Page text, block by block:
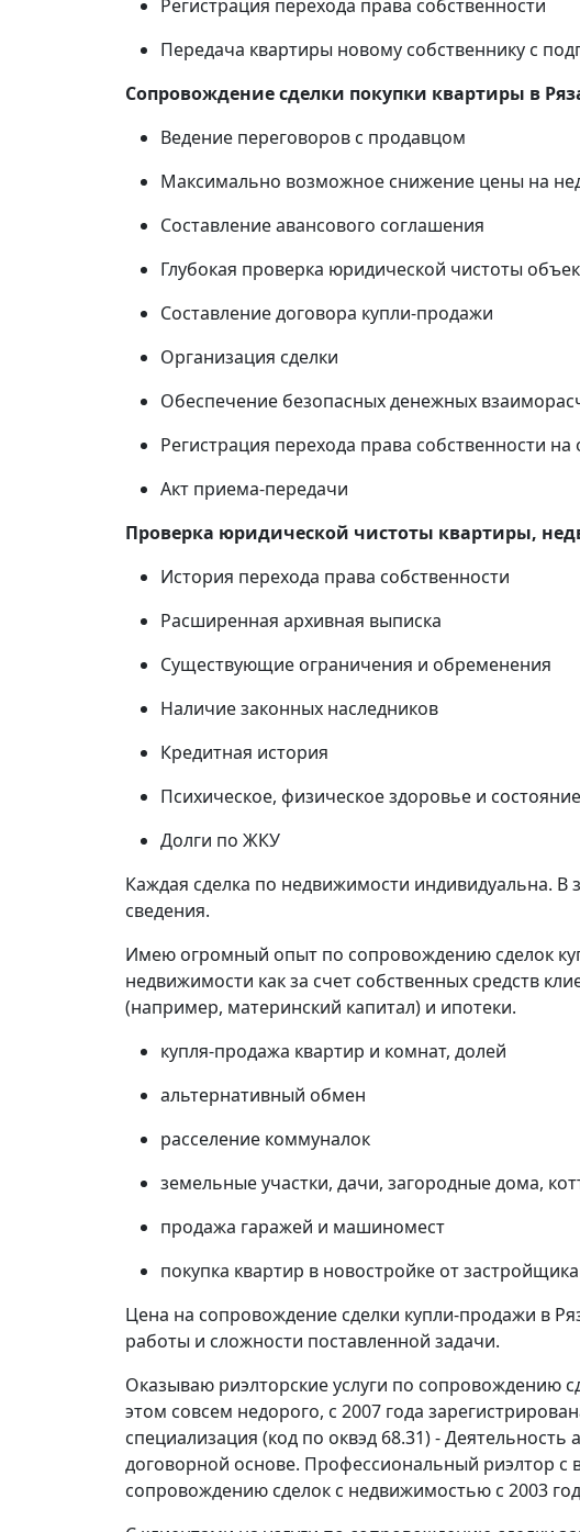
Регистрация перехода права собственности
Передача квартиры новому собственнику с
Сопровождение сделки покупки квартиры в
Ведение переговоров с продавцом
Максимально возможное снижение цены на
Составление авансового соглашения
Глубокая проверка юридической чистоты
Составление договора купли-продажи
Организация сделки
Обеспечение безопасных денежных
Регистрация перехода права собственности на
Акт приема-передачи
Проверка юридической чистоты квартиры,
История перехода права собственности
Расширенная архивная выписка
Существующие ограничения и обременения
Наличие законных наследников
Кредитная история
Психическое, физическое здоровье и
Долги по ЖКУ
Каждая сделка по недвижимости индивидуальна.
сведения.
Имею огромный опыт по сопровождению сделок
недвижимости как за счет собственных средств
(например, материнский капитал) и ипотеки.
купля-продажа квартир и комнат, долей
альтернативный обмен
расселение коммуналок
земельные участки, дачи, загородные дома,
продажа гаражей и машиномест
покупка квартир в новостройке от застройщика
Цена на сопровождение сделки купли-продажи в
работы и сложности поставленной задачи.
Оказываю риэлторские услуги по сопровождению
этом совсем недорого, с 2007 года
специализация (код по оквэд 68.31) -
договорной основе. Профессиональный риэлтор
сопровождению сделок с недвижимостью с 2003